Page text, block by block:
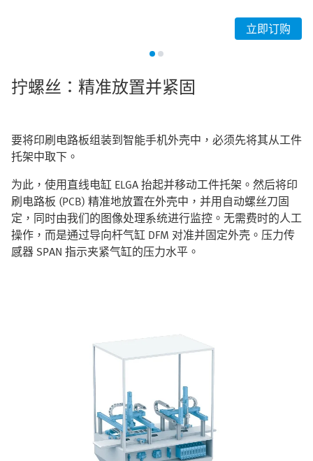
立即订购
拧螺丝：精准放置并紧固
要将印刷电路板组装到智能手机外壳中，必须先将其从工件
托架中取下。
为此，使用直线电缸 ELGA 抬起并移动工件托架。然后将印
刷电路板 (PCB) 精准地放置在外壳中，并用自动螺丝刀固
定，同时由我们的图像处理系统进行监控。无需费时的人工
操作，而是通过导向杆气缸 DFM 对准并固定外壳。压力传
感器 SPAN 指示夹紧气缸的压力水平。